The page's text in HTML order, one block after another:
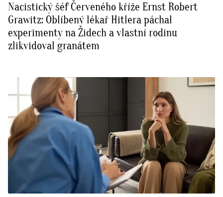
Nacistický šéf Červeného kříže Ernst Robert
Grawitz: Oblíbený lékař Hitlera páchal
experimenty na Židech a vlastní rodinu
zlikvidoval granátem